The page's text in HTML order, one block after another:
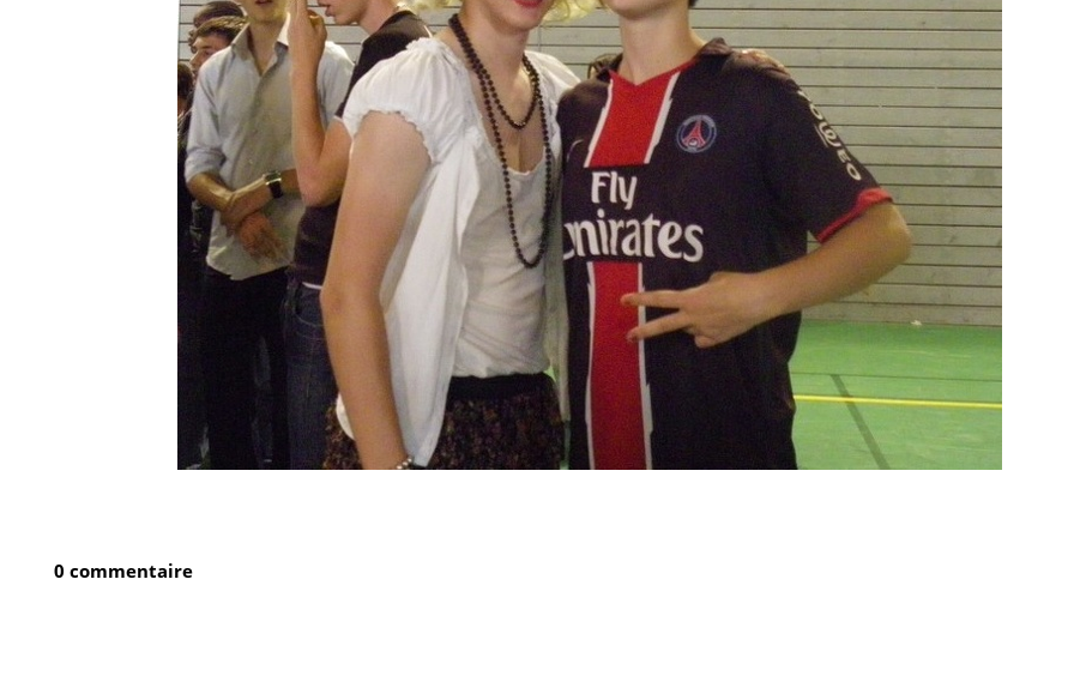
0 commentaire